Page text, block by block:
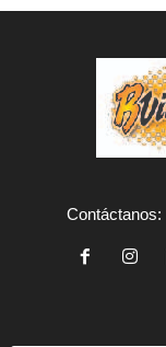
Contáctanos: